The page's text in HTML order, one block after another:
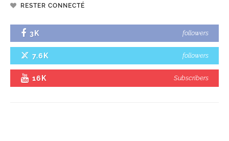
RESTER CONNECTÉ
3K followers
7.6K followers
16K Subscribers